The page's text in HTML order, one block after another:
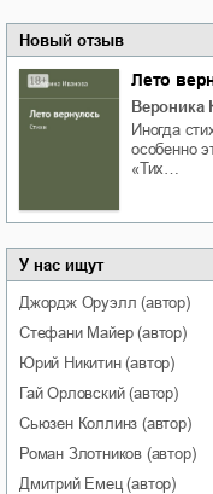
Новый отзыв
Лето
Вероника
Иногда
особенно
«Тих…
У нас ищут
Джордж Оруэлл (автор)
Стефани Майер(автор)
Юрий Никитин(автор)
Гай Орловский(автор)
Сьюзен Коллинз (автор)
Роман Злотников (автор)
Дмитрий Емец(автор)